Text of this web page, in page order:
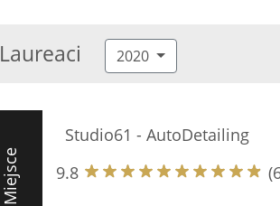
Laureaci 2020
Miejsce
Studio61 - AutoDetailing
9.8